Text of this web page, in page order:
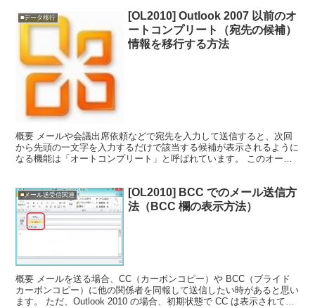
■データ移行
[OL2010] Outlook 2007 以前のオ
ートコンプリート（宛先の候補）
情報を移行する方法
概要 メールや会議出席依頼などで宛先を入力して送信すると、次回
から先頭の一文字を入力するだけで該当する候補が表示されるように
なる機能は「オートコンプリート」と呼ばれています。 このオート
■メール送受信関連
[OL2010] BCC でのメール送信方
法（BCC 欄の表示方法）
概要 メールを送る場合、CC（カーボンコピー）や BCC（ブライド
カーボンコピー）に他の関係者を同報して送信したい時があると思い
ます。 ただ、Outlook 2010 の場合、初期状態で CC は表示されてい